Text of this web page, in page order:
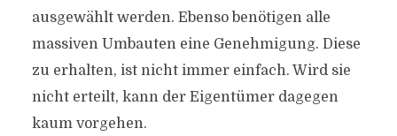
ausgewählt werden. Ebenso benötigen alle
massiven Umbauten eine Genehmigung. Diese
zu erhalten, ist nicht immer einfach. Wird sie
nicht erteilt, kann der Eigentümer dagegen
kaum vorgehen.